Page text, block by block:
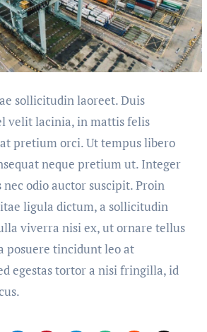
velit lacinia, in mattis felis
pretium orci. Ut tempus libero
neque pretium ut. Integer
odio auctor suscipit. Proin
ligula dictum, a sollicitudin
viverra nisi ex, ut ornare tellus
posuere tincidunt leo at
egestas tortor a nisi fringilla, id